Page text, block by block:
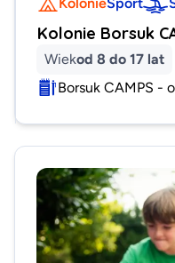
Kolonie Borsuk
Wiekod 8 do 17 lat
Borsuk CAMPS -